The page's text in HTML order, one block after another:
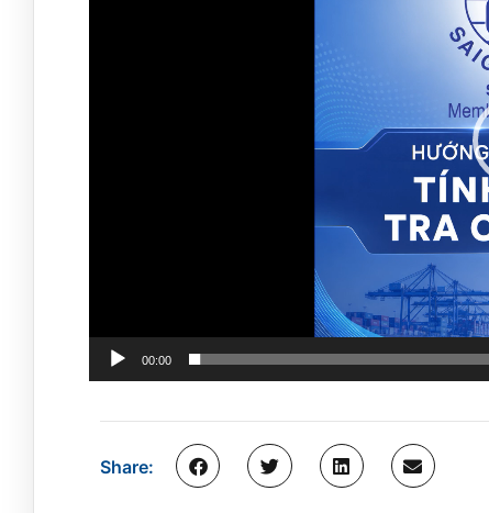
00:00
Share: